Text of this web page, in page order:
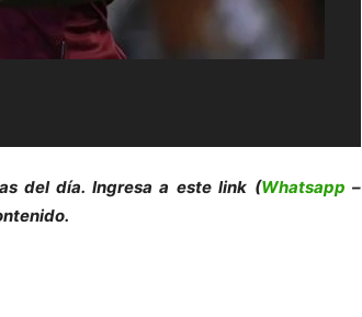
del día. Ingresa a este link (Whatsapp –